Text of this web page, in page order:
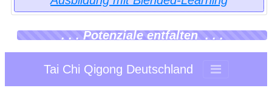
. . . Potenziale entfalten . . .
Tai Chi Qigong Deutschland